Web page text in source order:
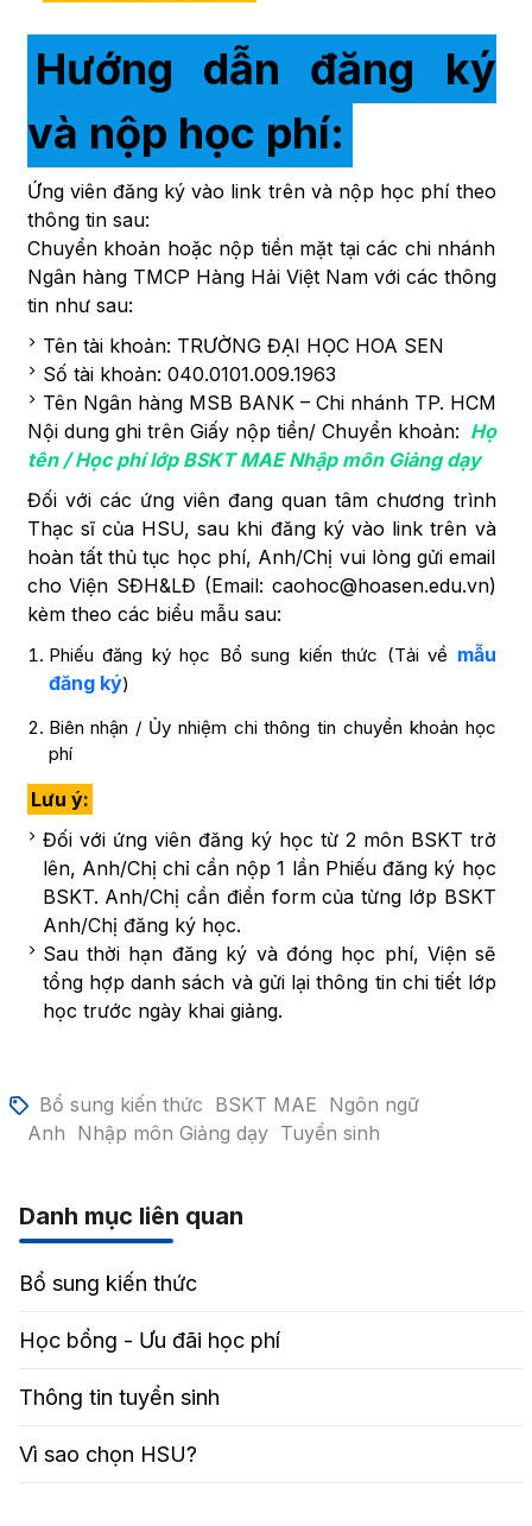
Hướng dẫn đăng ký
và nộp học phí:
Ứng viên đăng ký vào link trên và nộp học phí theo
thông tin sau:
Chuyển khoản hoặc nộp tiền mặt tại các chi nhánh
Ngân hàng TMCP Hàng Hải Việt Nam với các thông
tin như sau:
Tên tài khoản: TRƯỜNG ĐẠI HỌC HOA SEN
Số tài khoản: 040.0101.009.1963
Tên Ngân hàng MSB BANK – Chi nhánh TP. HCM
Nội dung ghi trên Giấy nộp tiền/ Chuyển khoản: Họ
tên / Học phí lớp BSKT MAE Nhập môn Giảng dạy
Đối với các ứng viên đang quan tâm chương trình
Thạc sĩ của HSU, sau khi đăng ký vào link trên và
hoàn tất thủ tục học phí, Anh/Chị vui lòng gửi email
cho Viện SĐH&LĐ (Email: caohoc@hoasen.edu.vn)
kèm theo các biểu mẫu sau:
Phiếu đăng ký học Bổ sung kiến thức (Tải về mẫu
đăng ký)
Biên nhận / Ủy nhiệm chi thông tin chuyển khoản học
phí
Lưu ý:
Đối với ứng viên đăng ký học từ 2 môn BSKT trở
lên, Anh/Chị chỉ cần nộp 1 lần Phiếu đăng ký học
BSKT. Anh/Chị cần điền form của từng lớp BSKT
Anh/Chị đăng ký học.
Sau thời hạn đăng ký và đóng học phí, Viện sẽ
tổng hợp danh sách và gửi lại thông tin chi tiết lớp
học trước ngày khai giảng.
Bổ sung kiến thức BSKT MAE Ngôn ngữ
Anh Nhập môn Giảng dạy Tuyển sinh
Danh mục liên quan
Bổ sung kiến thức
Học bổng - Ưu đãi học phí
Thông tin tuyển sinh
Vì sao chọn HSU?